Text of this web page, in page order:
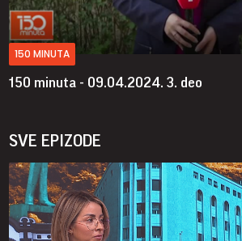
150 MINUTA
150 minuta - 09.04.2024. 3. deo
SVE EPIZODE